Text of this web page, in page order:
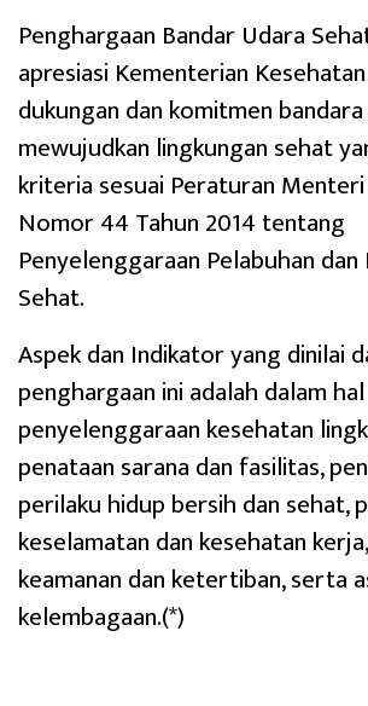
Penghargaan Bandar Udara
apresiasi Kementerian
dukungan dan komitmen
mewujudkan lingkungan sehat
kriteria sesuai Peraturan
Nomor 44 Tahun 2014 tentang
Penyelenggaraan Pelabuhan
Sehat.
Aspek dan Indikator yang dinilai
penghargaan ini adalah dalam hal
penyelenggaraan kesehatan
penataan sarana dan fasilitas,
perilaku hidup bersih dan sehat,
keselamatan dan kesehatan
keamanan dan ketertiban, serta
kelembagaan.(*)